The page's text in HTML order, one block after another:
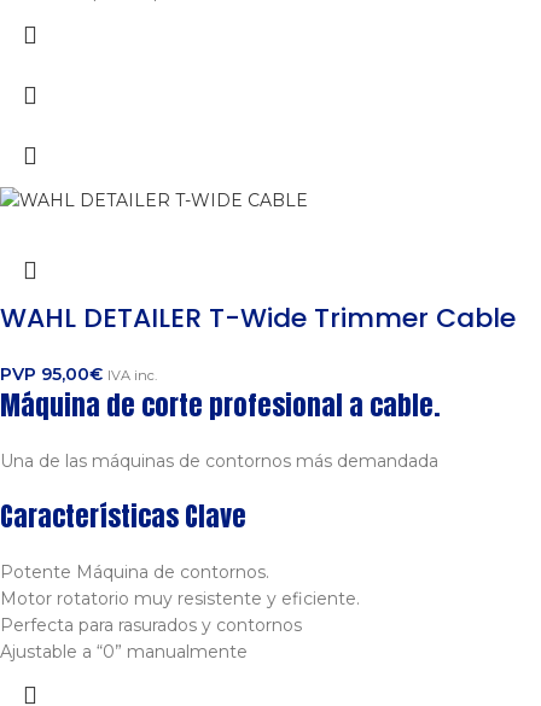
WAHL DETAILER T-Wide Trimmer Cable
PVP 95,00€ IVA inc.
Máquina de corte profesional a cable.
Una de las máquinas de contornos más demandada
Características Clave
Potente Máquina de contornos.
Motor rotatorio muy resistente y eficiente.
Perfecta para rasurados y contornos
Ajustable a “0” manualmente